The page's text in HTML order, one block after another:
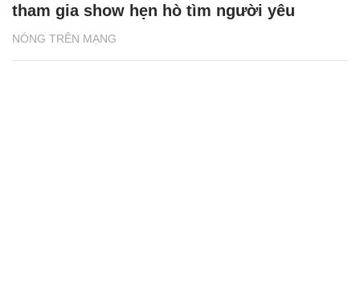
NÓNG TRÊN MẠNG
tham gia show hẹn hò tìm người yêu